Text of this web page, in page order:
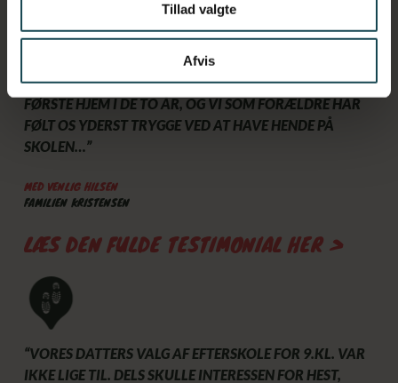
Tillad valgte
Afvis
“VORES DATTER, MAYA AMALIE SOPHIE KRISTENSEN,
HAR TILBRAGT 9. OG 10. KLASSETRIN PÅ HESTELINJEN
PÅ EFTERSKOLEN FLYVESANDET – OG VI KAN MED
HÅNDEN PÅ HJERTET SIGE, AT DET HAR VÆRET HENDES
FØRSTE HJEM I DE TO ÅR, OG VI SOM FORÆLDRE HAR
FØLT OS YDERST TRYGGE VED AT HAVE HENDE PÅ
SKOLEN…”
MED VENLIG HILSEN
FAMILIEN KRISTENSEN
LÆS DEN FULDE TESTIMONIAL HER >
“VORES DATTERS VALG AF EFTERSKOLE FOR 9.KL. VAR
IKKE LIGE TIL. DELS SKULLE INTERESSEN FOR HEST,